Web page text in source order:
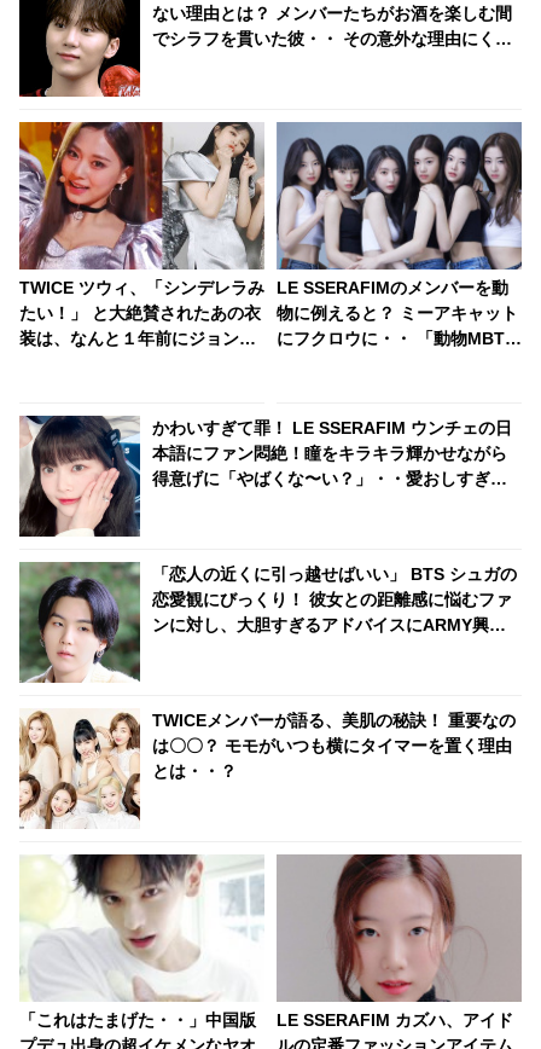
ない理由とは？ メンバーたちがお酒を楽しむ間
でシラフを貫いた彼・・ その意外な理由にくぎ
TWICE ツウィ、「シンデレラみ
たい！」 と大絶賛されたあの衣
装は、なんと１年前にジョンヨ
グに腕前に拍手喝采
LE SSERAFIMのメンバーを動
物に例えると？ ミーアキャット
にフクロウに・・ 「動物MBTI
かわいすぎて罪！ LE SSERAFIM ウンチェの日
本語にファン悶絶！瞳をキラキラ輝かせながら
得意げに「やばくな〜い？」・・愛おしすぎる
「恋人の近くに引っ越せばいい」 BTS シュガの
恋愛観にびっくり！ 彼女との距離感に悩むファ
ンに対し、大胆すぎるアドバイスにARMY興味
TWICEメンバーが語る、美肌の秘訣！ 重要なの
は〇〇？ モモがいつも横にタイマーを置く理由
とは・・？
「これはたまげた・・」中国版
LE SSERAFIM カズハ、アイド